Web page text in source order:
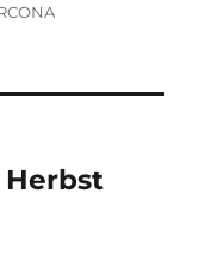
Herbst